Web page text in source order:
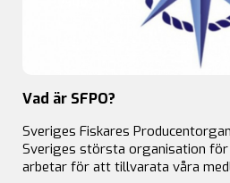
Vad är SFPO?
Sveriges Fiskares
Sveriges största organisation för
arbetar för att tillvarata våra